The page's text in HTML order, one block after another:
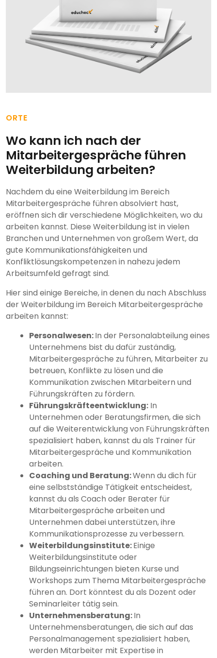
ORTE
Wo kann ich nach der
Mitarbeitergespräche führen
Weiterbildung arbeiten?
Nachdem du eine Weiterbildung im Bereich
Mitarbeitergespräche führen absolviert hast,
eröffnen sich dir verschiedene Möglichkeiten, wo du
arbeiten kannst. Diese Weiterbildung ist in vielen
Branchen und Unternehmen von großem Wert, da
gute Kommunikationsfähigkeiten und
Konfliktlösungskompetenzen in nahezu jedem
Arbeitsumfeld gefragt sind.
Hier sind einige Bereiche, in denen du nach Abschluss
der Weiterbildung im Bereich Mitarbeitergespräche
arbeiten kannst:
Personalwesen:In der Personalabteilung eines
Unternehmens bist du dafür zuständig,
Mitarbeitergespräche zu führen, Mitarbeiter zu
betreuen, Konflikte zu lösen und die
Kommunikation zwischen Mitarbeitern und
Führungskräften zu fördern.
Führungskräfteentwicklung: In
Unternehmen oder Beratungsfirmen, die sich
auf die Weiterentwicklung von Führungskräften
spezialisiert haben, kannst du als Trainer für
Mitarbeitergespräche und Kommunikation
arbeiten.
Coaching und Beratung:Wenn du dich für
eine selbstständige Tätigkeit entscheidest,
kannst du als Coach oder Berater für
Mitarbeitergespräche arbeiten und
Unternehmen dabei unterstützen, ihre
Kommunikationsprozesse zu verbessern.
Weiterbildungsinstitute:Einige
Weiterbildungsinstitute oder
Bildungseinrichtungen bieten Kurse und
Workshops zum Thema Mitarbeitergespräche
führen an. Dort könntest du als Dozent oder
Seminarleiter tätig sein.
Unternehmensberatung:In
Unternehmensberatungen, die sich auf das
Personalmanagement spezialisiert haben,
werden Mitarbeiter mit Expertise in